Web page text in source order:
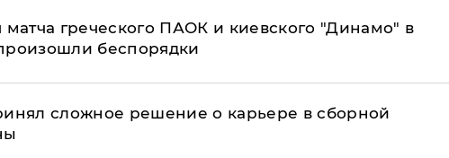
матча греческого ПАОК и киевского "Динамо" в
беспорядки
сложное решение о карьере в сборной